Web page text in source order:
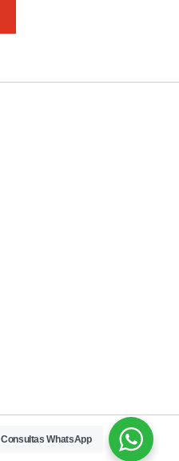
Consultas WhatsApp